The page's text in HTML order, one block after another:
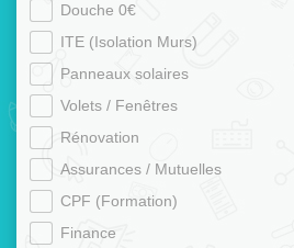
Douche 0€
ITE (Isolation Murs)
Panneaux solaires
Volets / Fenêtres
Rénovation
Assurances / Mutuelles
CPF (Formation)
Finance